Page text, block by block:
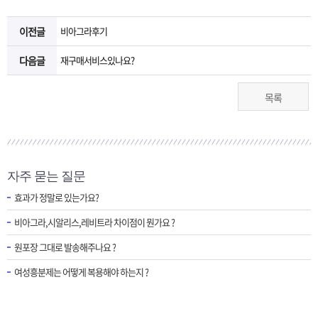
이전글 비아그라후기
다음글 재구매서비스있나요?
목록
자주 묻는 질문
효과가 정말로 있는가요?
비아그라,시알리스,레비트라 차이점이 뭔가요 ?
원포장 그대로 발송해주나요 ?
여성흥분제는 어떻게 복용해야 하는지 ?